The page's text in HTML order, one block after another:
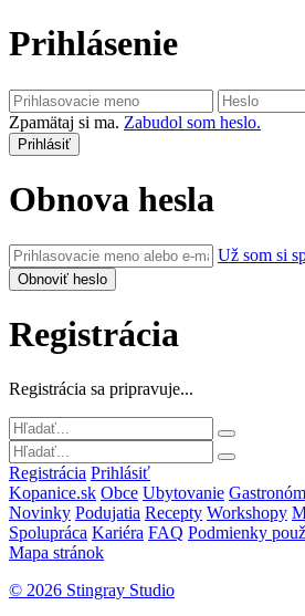
Prihlásenie
Zpamätaj si ma. Zabudol som heslo.
Obnova hesla
Už som si
Registrácia
Registrácia sa pripravuje...
Registrácia Prihlásiť
Kopanice.sk Obce Ubytovanie
Novinky Podujatia Recepty Workshopy
Spolupráca Kariéra FAQ Podmienky
Mapa stránok
© 2026 Stingray Studio